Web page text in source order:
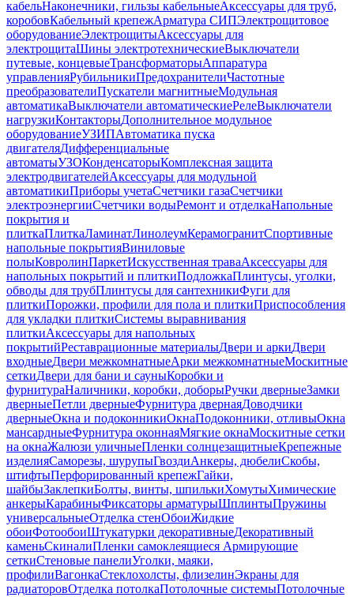
кабельНаконечники, гильзы кабельныеАксессуары для труб,
коробовКабельный крепежАрматура СИПЭлектрощитовое
оборудованиеЭлектрощитыАксессуары для
электрощитаШины электротехническиеВыключатели
путевые, концевыеТрансформаторыАппаратура
управленияРубильникиПредохранителиЧастотные
преобразователиПускатели магнитныеМодульная
автоматикаВыключатели автоматическиеРелеВыключатели
нагрузкиКонтакторыДополнительное модульное
оборудованиеУЗИПАвтоматика пуска
двигателяДифференциальные
автоматыУЗОКонденсаторыКомплексная защита
электродвигателейАксессуары для модульной
автоматикиПриборы учетаСчетчики газаСчетчики
электроэнергииСчетчики водыРемонт и отделкаНапольные
покрытия и
плиткаПлиткаЛаминатЛинолеумКерамогранитСпортивные
напольные покрытияВиниловые
полыКовролинПаркетИскусственная траваАксессуары для
напольных покрытий и плиткиПодложкаПлинтусы, уголки,
обводы для трубПлинтусы для сантехникиФуги для
плиткиПорожки, профили для пола и плиткиПриспособления
для укладки плиткиСистемы выравнивания
плиткиАксессуары для напольных
покрытийРеставрационные материалыДвери и аркиДвери
входныеДвери межкомнатныеАрки межкомнатныеМоскитные
сеткиДвери для бани и сауныКоробки и
фурнитураНаличники, коробки, доборыРучки дверныеЗамки
дверныеПетли дверныеФурнитура двернаяДоводчики
дверныеОкна и подоконникиОкнаПодоконники, отливыОкна
мансардныеФурнитура оконнаяМягкие окнаМоскитные сетки
на окнаЖалюзи уличныеПленки солнцезащитныеКрепежные
изделияСаморезы, шурупыГвоздиАнкеры, дюбелиСкобы,
штифтыПерфорированный крепежГайки,
шайбыЗаклепкиБолты, винты, шпилькиХомутыХимические
анкерыКарабиныФиксаторы арматурыШплинтыПружины
универсальныеОтделка стенОбоиЖидкие
обоиФотообоиШтукатурки декоративныеДекоративный
каменьСкиналиПленки самоклеящиеся Армирующие
сеткиСтеновые панелиУголки, маяки,
профилиВагонкаСтеклохолсты, флизелинЭкраны для
радиаторовОтделка потолкаПотолочные системыПотолочные